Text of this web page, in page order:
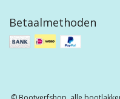
Betaalmethoden